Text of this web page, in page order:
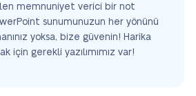
memnuniyet verici bir not
sunumunuzun her yönünü
yoksa, bize güvenin! Harika
için gerekli yazılımımız var!